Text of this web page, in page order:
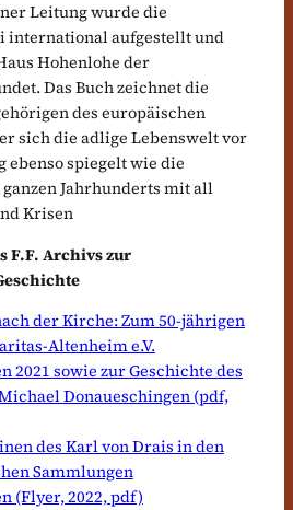
Leitung wurde die
international aufgestellt und
Hohenlohe der
Das Buch zeichnet die
des europäischen
sich die adlige Lebenswelt vor
ebenso spiegelt wie die
Jahrhunderts mit all
Krisen
F.F. Archivs zur
der Kirche: Zum 50-jährigen
Altenheim e.V.
2021 sowie zur Geschichte des
Donaueschingen (pdf,
des Karl von Drais in den
Sammlungen
(Flyer, 2022, pdf)